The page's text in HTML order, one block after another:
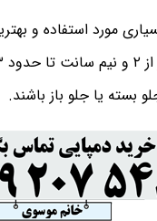
مورد استفاده و
از ۲ و نیم سانت تا حدود ۳ و نیم سانت متغیر است.
بسته یا جلو باز باشند.